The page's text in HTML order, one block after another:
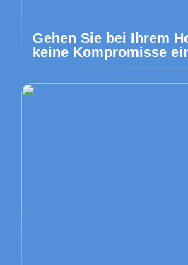
Gehen Sie bei Ihrem
keine Kompromisse